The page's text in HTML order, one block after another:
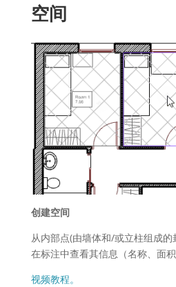
空间
创建空间
从内部点(由墙体和/或立柱组成
在标注中查看其信息（名称、面积
视频教程。